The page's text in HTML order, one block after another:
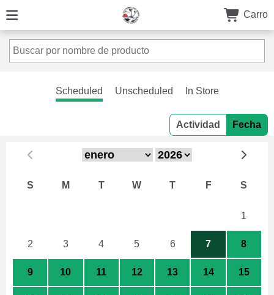
Carro
Scheduled Unscheduled In Store
Actividad Fecha
S M T W T F S
1
2 3 4 5 6 7 8
9 10 11 12 13 14 15